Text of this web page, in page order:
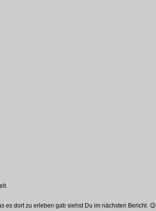
es dort zu erleben gab siehst Du im nächsten Bericht. 😉